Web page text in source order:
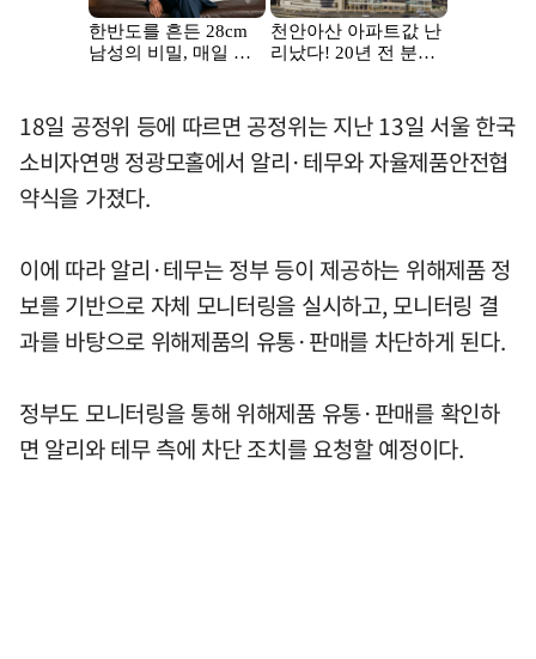
18일 공정위 등에 따르면 공정위는 지난 13일 서울 한국
소비자연맹 정광모홀에서 알리·테무와 자율제품안전협
약식을 가졌다.
이에 따라 알리·테무는 정부 등이 제공하는 위해제품 정
보를 기반으로 자체 모니터링을 실시하고, 모니터링 결
과를 바탕으로 위해제품의 유통·판매를 차단하게 된다.
정부도 모니터링을 통해 위해제품 유통·판매를 확인하
면 알리와 테무 측에 차단 조치를 요청할 예정이다.